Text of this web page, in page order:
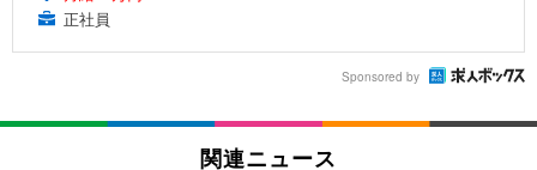
正社員
Sponsored by
関連ニュース